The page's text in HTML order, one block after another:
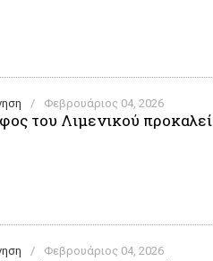
/ Φεβρουάριος 04, 2026
του Λιμενικού
/ Φεβρουάριος 04, 2026